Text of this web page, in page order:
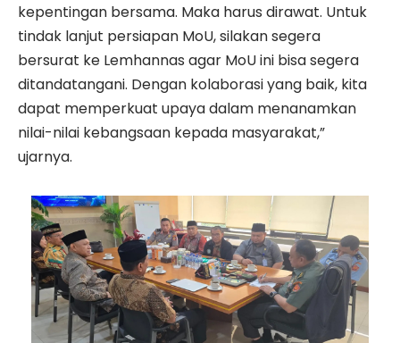
kepentingan bersama. Maka harus dirawat. Untuk
tindak lanjut persiapan MoU, silakan segera
bersurat ke Lemhannas agar MoU ini bisa segera
ditandatangani. Dengan kolaborasi yang baik, kita
dapat memperkuat upaya dalam menanamkan
nilai-nilai kebangsaan kepada masyarakat,”
ujarnya.